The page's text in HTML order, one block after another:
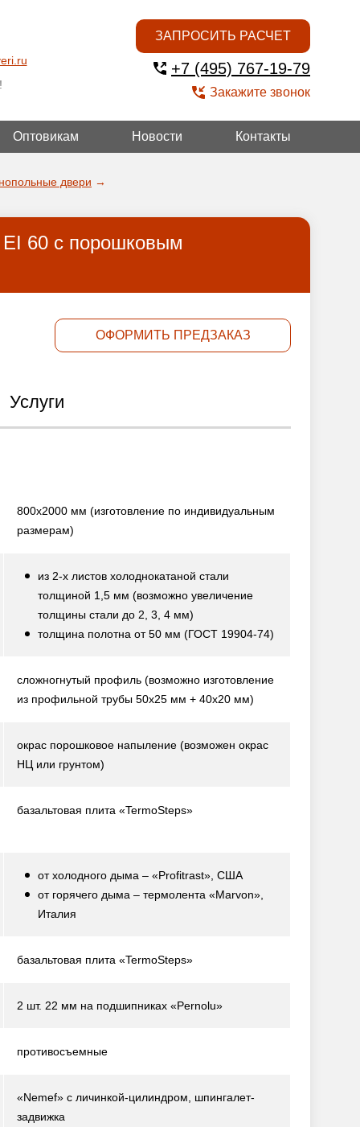
ЗАПРОСИТЬ РАСЧЕТ
+7 (495) 767-19-79
Закажите звонок
Оптовикам Новости Контакты
двери →
EI 60 с порошковым
ОФОРМИТЬ ПРЕДЗАКАЗ
Услуги
800х2000 мм (изготовление по индивидуальным
размерам)
из 2-х листов холоднокатаной стали
толщиной 1,5 мм (возможно увеличение
толщины стали до 2, 3, 4 мм)
толщина полотна от 50 мм (ГОСТ 19904-74)
сложногнутый профиль (возможно изготовление
из профильной трубы 50х25 мм + 40х20 мм)
окрас порошковое напыление (возможен окрас
НЦ или грунтом)
базальтовая плита «TermoSteps»
от холодного дыма – «Profitrast», США
от горячего дыма – термолента «Marvon»,
Италия
базальтовая плита «TermoSteps»
2 шт. 22 мм на подшипниках «Pernolu»
противосъемные
«Nemef» с личинкой-цилиндром, шпингалет-
задвижка